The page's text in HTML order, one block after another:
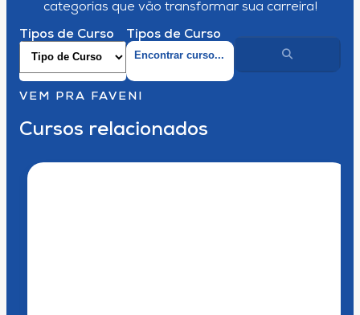
categorias que vão transformar sua carreira!
Tipos de Curso Tipos de Curso
VEM PRA FAVENI
Cursos relacionados